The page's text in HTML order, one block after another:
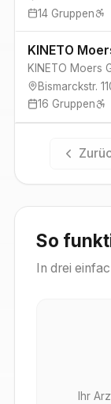
14 Gruppen
KINETO
KINETO Moers
Bismarckstr.
16 Gruppen
So
In drei
Ihr